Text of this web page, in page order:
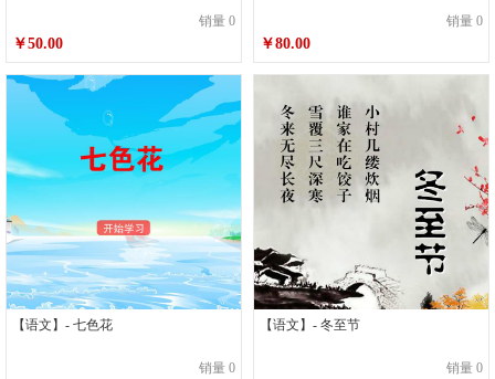
销量 0
￥50.00
销量 0
￥80.00
【语文】- 七色花
销量 0
【语文】- 冬至节
销量 0